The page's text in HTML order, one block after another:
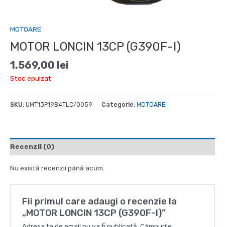
MOTOARE
MOTOR LONCIN 13CP (G390F-I)
1.569,00 lei
Stoc epuizat
SKU: UMT13P19B4TLC/0059 Categorie: MOTOARE
Recenzii (0)
Nu există recenzii până acum.
Fii primul care adaugi o recenzie la
„MOTOR LONCIN 13CP (G390F-I)”